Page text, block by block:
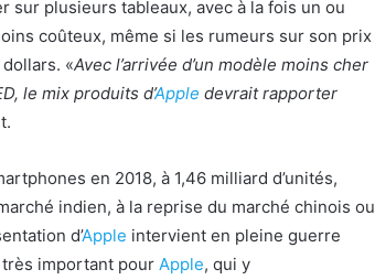
sur plusieurs tableaux, avec à la fois un ou
coûteux, même si les rumeurs sur son prix
«Avec l’arrivée d’un modèle moins cher
le mix produits d’Apple devrait rapporter
en 2018, à 1,46 milliard d’unités,
indien, à la reprise du marché chinois ou
d’Apple intervient en pleine guerre
important pour Apple, qui y